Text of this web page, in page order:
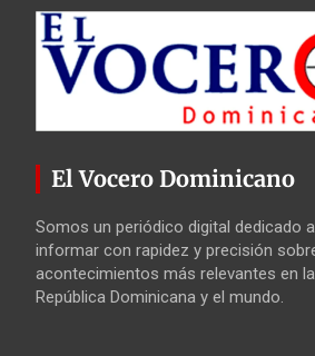
El Vocero Dominicano
Somos un periódico digital dedicado a
informar con rapidez y precisión
acontecimientos más relevantes en la
República Dominicana y el mundo.